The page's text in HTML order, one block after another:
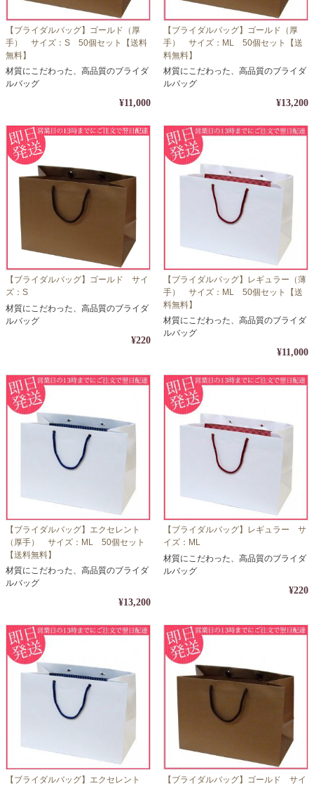
【ブライダルバッグ】ゴールド（厚
手） サイズ：S 50個セット【送料
無料】
材質にこだわった、高品質のブライダ
ルバッグ
¥11,000
【ブライダルバッグ】ゴールド（厚
手） サイズ：ML 50個セット【送
料無料】
材質にこだわった、高品質のブライダ
ルバッグ
¥13,200
【ブライダルバッグ】ゴールド サイ
ズ：S
材質にこだわった、高品質のブライダ
ルバッグ
¥220
【ブライダルバッグ】レギュラー（薄
手） サイズ：ML 50個セット【送
料無料】
材質にこだわった、高品質のブライダ
ルバッグ
¥11,000
【ブライダルバッグ】エクセレント
（厚手） サイズ：ML 50個セット
【送料無料】
材質にこだわった、高品質のブライダ
ルバッグ
¥13,200
【ブライダルバッグ】レギュラー サ
イズ：ML
材質にこだわった、高品質のブライダ
ルバッグ
¥220
【ブライダルバッグ】エクセレント
【ブライダルバッグ】ゴールド サイ